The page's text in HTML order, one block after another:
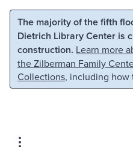
Skip to main content
The majority of the fifth
Dietrich Library Center is
construction. Learn more
the Zilberman Family
Collections, including how